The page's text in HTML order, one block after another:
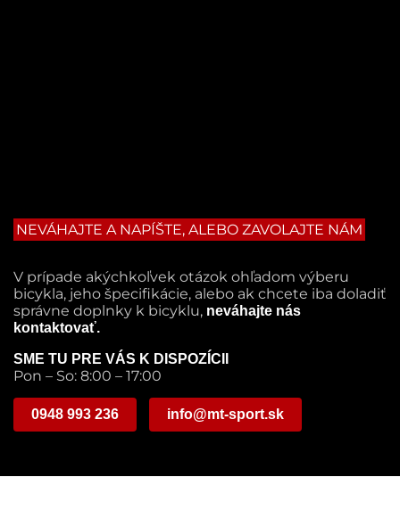
NEVÁHAJTE A NAPÍŠTE, ALEBO ZAVOLAJTE NÁM
V prípade akýchkoľvek otázok ohľadom výberu
bicykla, jeho špecifikácie, alebo ak chcete iba doladiť
správne doplnky k bicyklu, neváhajte nás
kontaktovať.
SME TU PRE VÁS K DISPOZÍCII
Pon – So: 8:00 – 17:00
0948 993 236 info@mt-sport.sk